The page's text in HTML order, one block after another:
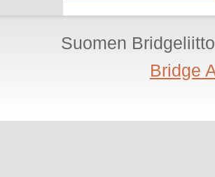
Suomen
Bridge